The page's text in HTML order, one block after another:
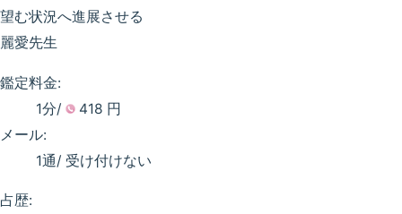
望む状況へ進展させる
麗愛先生
鑑定料金:
1分/
418 円
メール:
1通/ 受け付けない
占歴: